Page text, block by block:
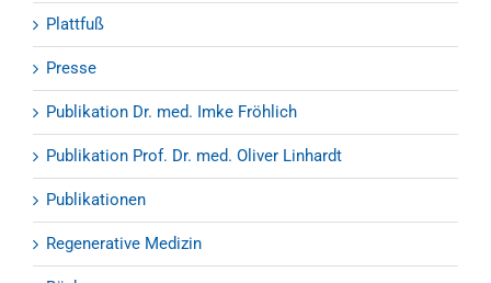
Plattfuß
Presse
Publikation Dr. med. Imke Fröhlich
Publikation Prof. Dr. med. Oliver Linhardt
Publikationen
Regenerative Medizin